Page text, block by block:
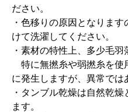
ださい。
・色移りの原因となりま
けて洗濯してください。
・素材の特性上、多少毛羽
特に無撚糸や弱撚糸を使
に発生しますが、異常では
・タンブル乾燥は自然乾
ます。